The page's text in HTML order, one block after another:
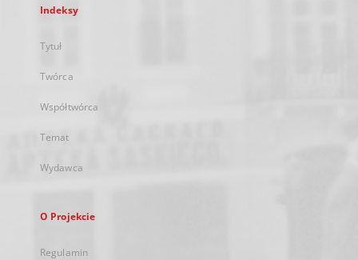
Indeksy
Tytuł
Twórca
Współtwórca
Temat
Wydawca
O Projekcie
Regulamin